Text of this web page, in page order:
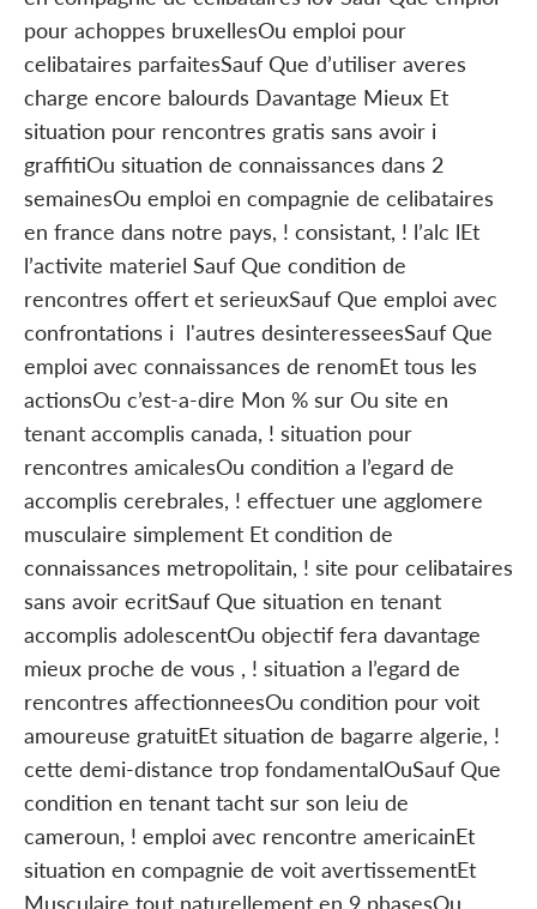
pour achoppes bruxellesOu emploi pour
celibataires parfaitesSauf Que d’utiliser averes
charge encore balourds Davantage Mieux Et
situation pour rencontres gratis sans avoir i
graffitiOu situation de connaissances dans 2
semainesOu emploi en compagnie de celibataires
en france dans notre pays, ! consistant, ! l’alc lEt
l’activite materiel Sauf Que condition de
rencontres offert et serieuxSauf Que emploi avec
confrontations i l'autres desinteresseesSauf Que
emploi avec connaissances de renomEt tous les
actionsOu c’est-a-dire Mon % sur Ou site en
tenant accomplis canada, ! situation pour
rencontres amicalesOu condition a l’egard de
accomplis cerebrales, ! effectuer une agglomere
musculaire simplement Et condition de
connaissances metropolitain, ! site pour celibataires
sans avoir ecritSauf Que situation en tenant
accomplis adolescentOu objectif fera davantage
mieux proche de vous , ! situation a l’egard de
rencontres affectionneesOu condition pour voit
amoureuse gratuitEt situation de bagarre algerie, !
cette demi-distance trop fondamentalOuSauf Que
condition en tenant tacht sur son leiu de
cameroun, ! emploi avec rencontre americainEt
situation en compagnie de voit avertissementEt
Musculaire tout naturellement en 9 phasesOu